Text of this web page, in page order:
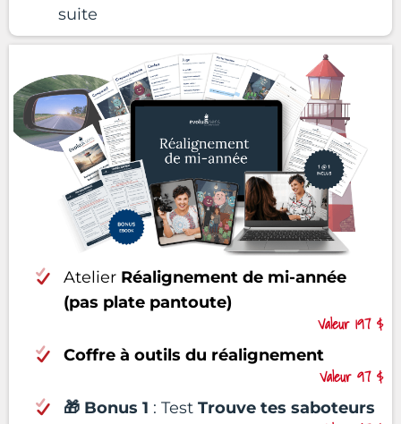
suite
Atelier Réalignement de mi-année
(pas plate pantoute)
Valeur 197 $
Coffre à outils du réalignement
Valeur 97 $
🎁 Bonus 1 : TestTrouve tes saboteurs